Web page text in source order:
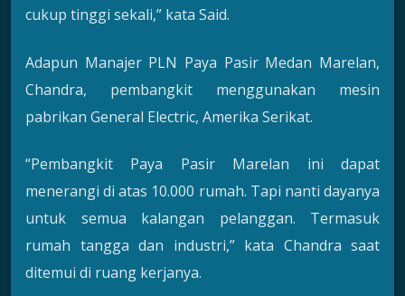
cukup tinggi sekali,” kata Said.
Adapun Manajer PLN Paya Pasir Medan Marelan,
Chandra, pembangkit menggunakan mesin
pabrikan General Electric, Amerika Serikat.
“Pembangkit Paya Pasir Marelan ini dapat
menerangi di atas 10.000 rumah. Tapi nanti dayanya
untuk semua kalangan pelanggan. Termasuk
rumah tangga dan industri,” kata Chandra saat
ditemui di ruang kerjanya.